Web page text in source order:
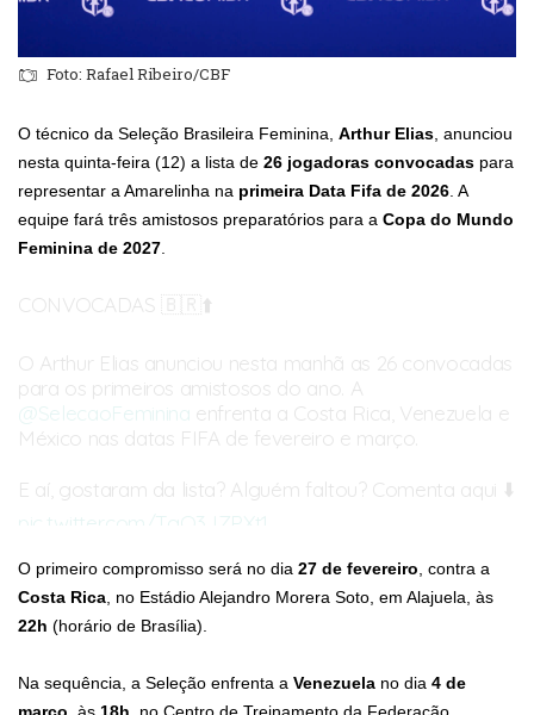
Foto: Rafael Ribeiro/CBF
O técnico da Seleção Brasileira Feminina, Arthur Elias, anunciou
nesta quinta-feira (12) a lista de 26 jogadoras convocadas para
representar a Amarelinha na primeira Data Fifa de 2026. A
equipe fará três amistosos preparatórios para a Copa do Mundo
Feminina de 2027.
CONVOCADAS 🇧🇷⬆️
O Arthur Elias anunciou nesta manhã as 26 convocadas
para os primeiros amistosos do ano. A
@SelecaoFeminina enfrenta a Costa Rica, Venezuela e
México nas datas FIFA de fevereiro e março.
E aí, gostaram da lista? Alguém faltou? Comenta aqui ⬇️
pic.twitter.com/TgO3JZPXt1
O primeiro compromisso será no dia 27 de fevereiro, contra a
Costa Rica, no Estádio Alejandro Morera Soto, em Alajuela, às
22h (horário de Brasília).
Na sequência, a Seleção enfrenta a Venezuela no dia 4 de